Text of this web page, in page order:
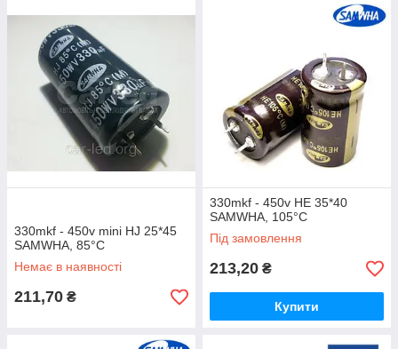
330mkf - 450v mini HJ 25*45
SAMWHA, 85°C
Немає в наявності
211,70 ₴
330mkf - 450v HE 35*40
SAMWHA, 105°C
Під замовлення
213,20 ₴
Купити